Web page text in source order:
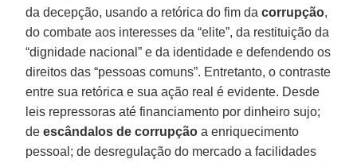
da decepção, usando a retórica do fim dacorrupção,
do combate aos interesses da “elite”, da restituição da
“dignidade nacional” e da identidade e defendendo os
direitos das “pessoas comuns”. Entretanto, o contraste
entre sua retórica e sua ação real é evidente. Desde
leis repressoras até financiamento por dinheiro sujo;
deescândalos de corrupção a enriquecimento
pessoal; de desregulação do mercado a facilidades